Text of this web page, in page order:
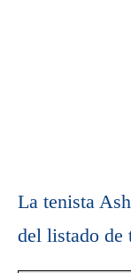
La tenista
del listado de